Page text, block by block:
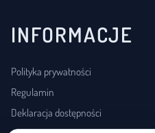
INFORMACJE
Polityka prywatności
Regulamin
Deklaracja dostępności